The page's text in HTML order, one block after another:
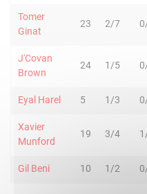
Tomer
Ginat
23 2/7
J'Covan
Brown
24 1/5
Eyal Harel 5 1/3
Xavier
Munford
19 3/4
Gil Beni 10 1/2